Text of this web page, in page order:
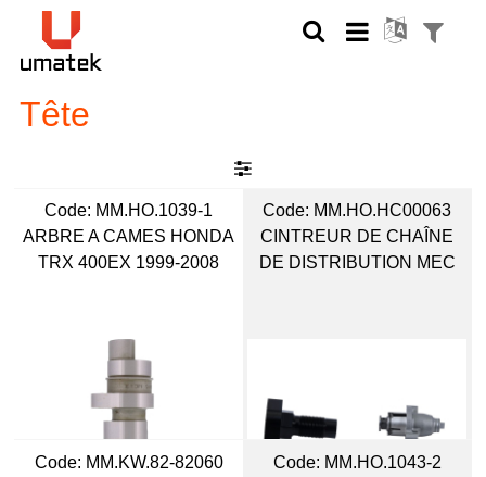
Tête
Code: MM.HO.1039-1
ARBRE A CAMES HONDA
TRX 400EX 1999-2008
Code: MM.HO.HC00063
CINTREUR DE CHAÎNE
DE DISTRIBUTION MEC
Code: MM.KW.82-82060
Code: MM.HO.1043-2